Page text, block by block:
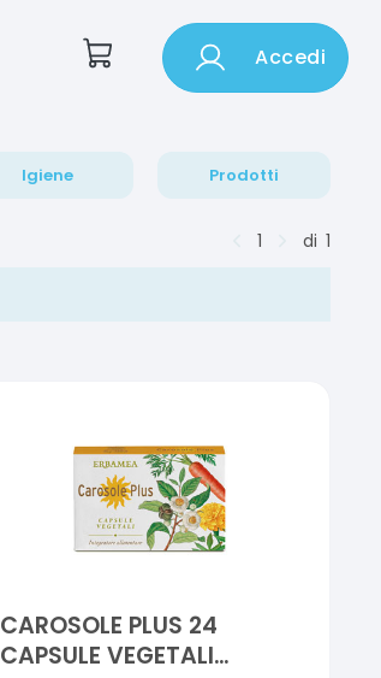
Accedi
Igiene Prodotti
1 di 1
CAROSOLE PLUS 24
CAPSULE VEGETALI